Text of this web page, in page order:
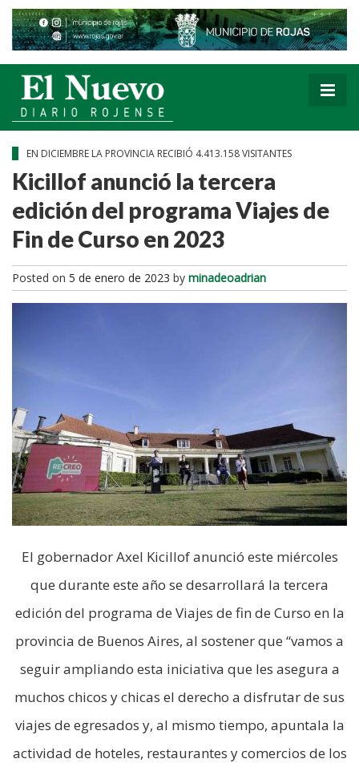
EN DICIEMBRE LA PROVINCIA RECIBIÓ 4.413.158 VISITANTES
Kicillof anunció la tercera
edición del programa Viajes de
Fin de Curso en 2023
Posted on 5 de enero de 2023 by minadeoadrian
El gobernador Axel Kicillof anunció este miércoles
que durante este año se desarrollará la tercera
edición del programa de Viajes de fin de Curso en la
provincia de Buenos Aires, al sostener que “vamos a
seguir ampliando esta iniciativa que les asegura a
muchos chicos y chicas el derecho a disfrutar de sus
viajes de egresados y, al mismo tiempo, apuntala la
actividad de hoteles, restaurantes y comercios de los